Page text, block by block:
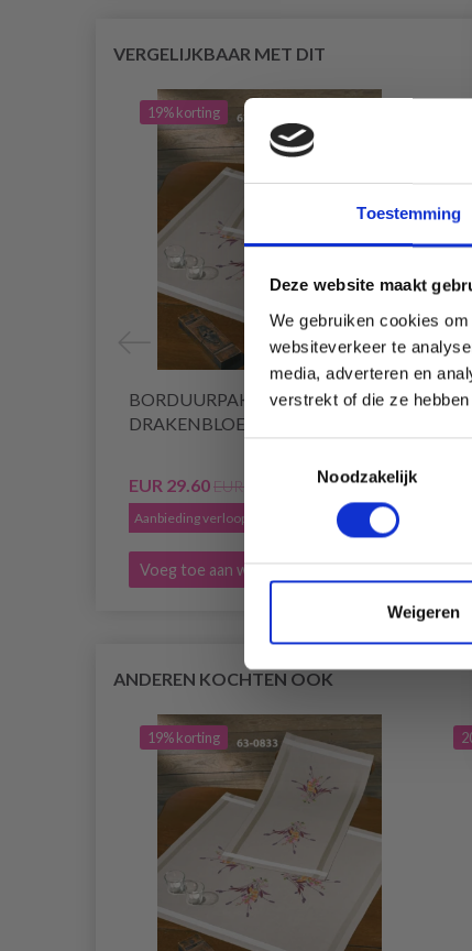
Toestemming
Deze website maakt
We gebruiken cookies
websiteverkeer te
media, adverteren en
verstrekt of die ze
Noodzakelijk
Weigeren
VERGELIJKBAAR MET DIT
19% korting
BORDUURPAKKET
DRAKENBLOEM 40 X 80 CM
EUR 29.60EUR 36.99
Aanbieding verloopt 12/08/2026
Voeg toe aan winkelwagen
ANDEREN KOCHTEN OOK
19% korting